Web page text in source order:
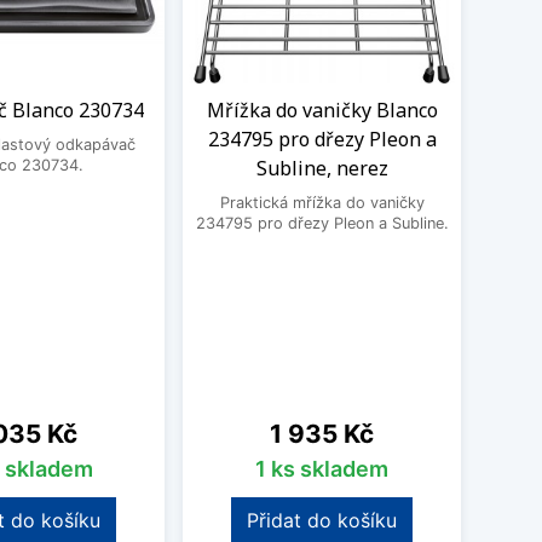
Blanco 230734
odkapávač
230734.
Kč
skladem
do košíku
Mřížka do vaničky Blanco
234795 pro dřezy Pleon a
Subline, nerez
Praktická mřížka do vaničky
234795 pro dřezy Pleon a Subline.
Cena
1 935 Kč
1 ks skladem
Přidat do košíku